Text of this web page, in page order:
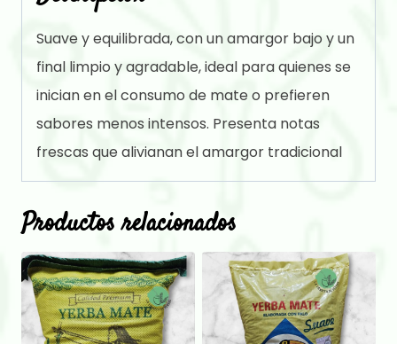
Suave y equilibrada, con un amargor bajo y un
final limpio y agradable, ideal para quienes se
inician en el consumo de mate o prefieren
sabores menos intensos. Presenta notas
frescas que alivianan el amargor tradicional
Productos relacionados